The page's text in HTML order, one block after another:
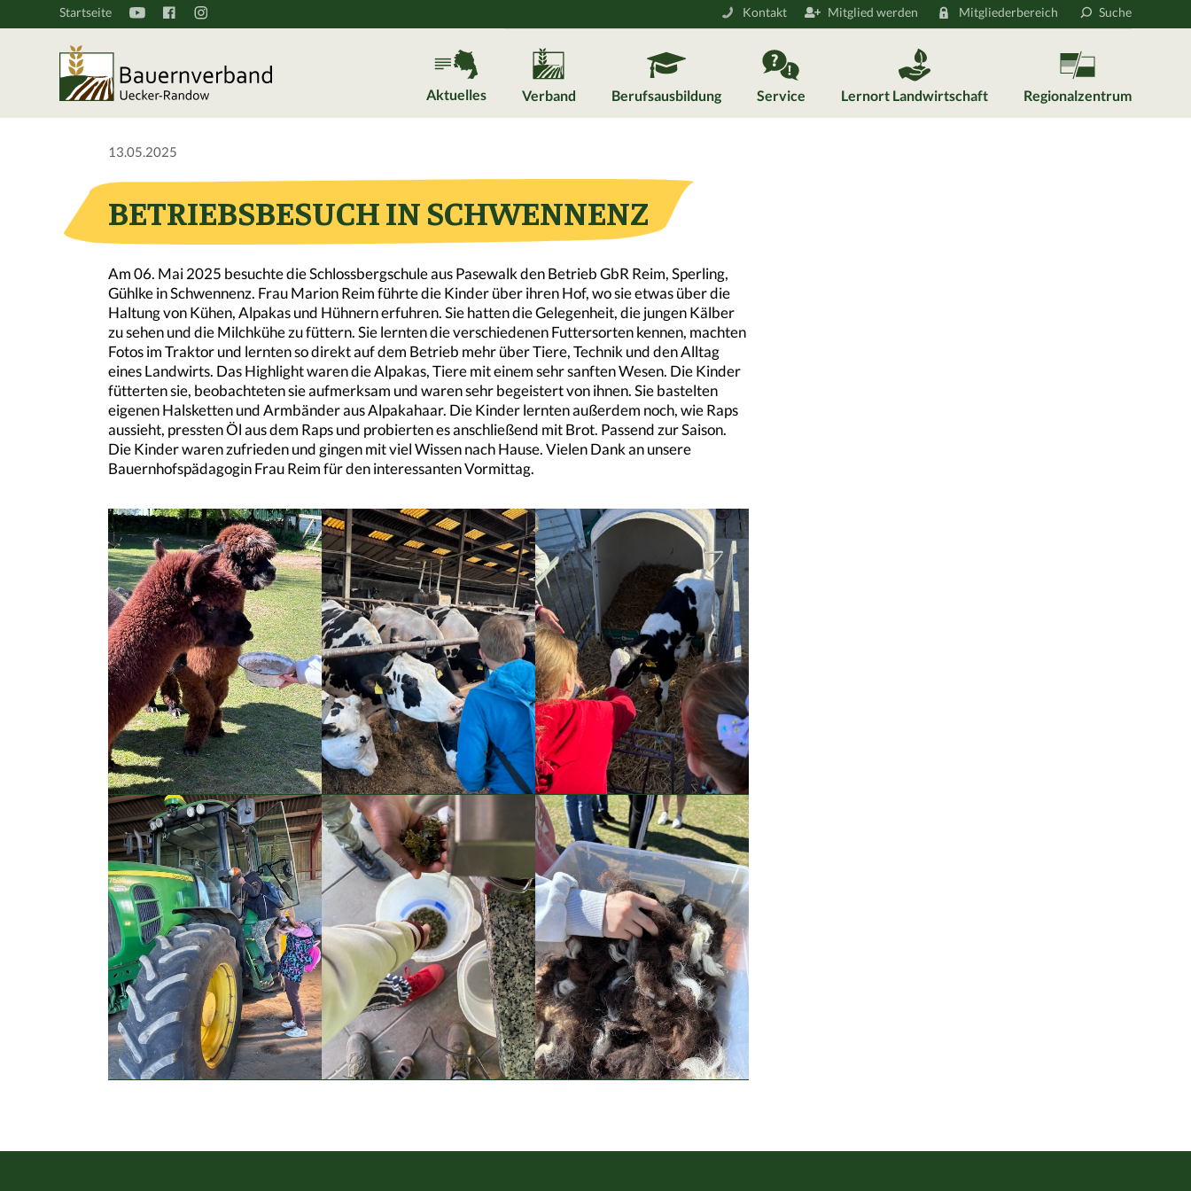
Startseite Kontakt Mitglied werden Mitgliederbereich Suche
Aktuelles Verband Berufsausbildung Service Lernort Landwirtschaft Regionalzentrum
13.05.2025
BETRIEBSBESUCH IN SCHWENNENZ
Am 06. Mai 2025 besuchte die Schlossbergschule aus Pasewalk den Betrieb GbR Reim, Sperling,
Gühlke in Schwennenz. Frau Marion Reim führte die Kinder über ihren Hof, wo sie etwas über die
Haltung von Kühen, Alpakas und Hühnern erfuhren. Sie hatten die Gelegenheit, die jungen Kälber
zu sehen und die Milchkühe zu füttern. Sie lernten die verschiedenen Futtersorten kennen, machten
Fotos im Traktor und lernten so direkt auf dem Betrieb mehr über Tiere, Technik und den Alltag
eines Landwirts. Das Highlight waren die Alpakas, Tiere mit einem sehr sanften Wesen. Die Kinder
fütterten sie, beobachteten sie aufmerksam und waren sehr begeistert von ihnen. Sie bastelten
eigenen Halsketten und Armbänder aus Alpakahaar. Die Kinder lernten außerdem noch, wie Raps
aussieht, pressten Öl aus dem Raps und probierten es anschließend mit Brot. Passend zur Saison.
Die Kinder waren zufrieden und gingen mit viel Wissen nach Hause. Vielen Dank an unsere
Bauernhofspädagogin Frau Reim für den interessanten Vormittag.